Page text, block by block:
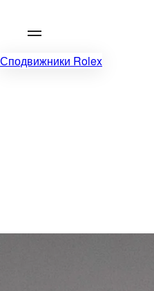
Сподвижники Rolex